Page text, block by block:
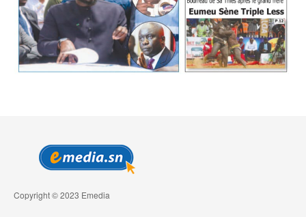
Copyright © 2023 Emedia